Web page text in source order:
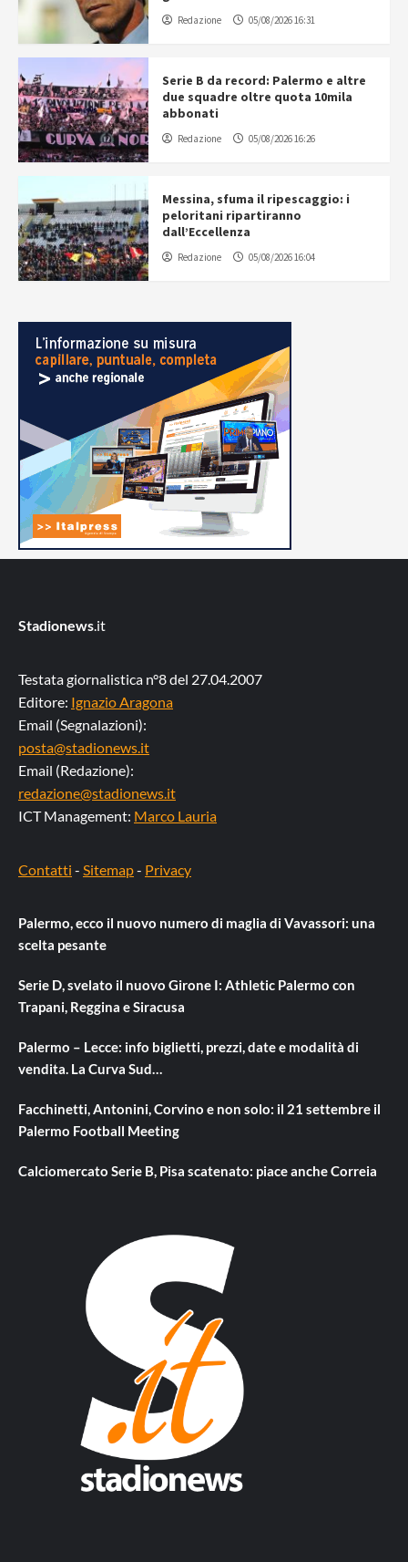
Redazione 05/08/2026 16:31
Serie B da record: Palermo e altre
due squadre oltre quota 10mila
abbonati
Redazione 05/08/2026 16:26
Messina, sfuma il ripescaggio: i
peloritani ripartiranno
dall’Eccellenza
Redazione 05/08/2026 16:04
Stadionews .it
Testata giornalistica n°8 del 27.04.2007
Editore: Ignazio Aragona
Email (Segnalazioni):
posta@stadionews.it
Email (Redazione):
redazione@stadionews.it
ICT Management: Marco Lauria
Contatti - Sitemap- Privacy
Palermo, ecco il nuovo numero di maglia di Vavassori: una
scelta pesante
Serie D, svelato il nuovo Girone I: Athletic Palermo con
Trapani, Reggina e Siracusa
Palermo – Lecce: info biglietti, prezzi, date e modalità di
vendita. La Curva Sud…
Facchinetti, Antonini, Corvino e non solo: il 21 settembre il
Palermo Football Meeting
Calciomercato Serie B, Pisa scatenato: piace anche Correia